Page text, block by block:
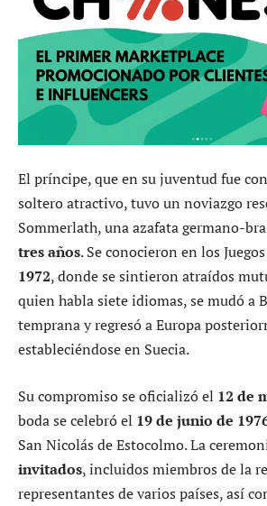
El príncipe, que en su juventud fue
soltero atractivo, tuvo un noviazgo
Sommerlath, una azafata germano-
tres años. Se conocieron en los
1972, donde se sintieron atraídos
quien habla siete idiomas, se mudó a
temprana y regresó a Europa
estableciéndose en Suecia.
Su compromiso se oficializó el 12 de
boda se celebró el 19 de junio de
San Nicolás de Estocolmo. La
invitados, incluidos miembros de la
representantes de varios países, así